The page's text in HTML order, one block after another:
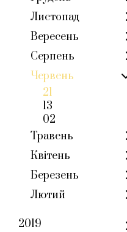
Листопад
Вересень
Серпень
Червень
21
13
02
Травень
Квітень
Березень
Лютий
2019